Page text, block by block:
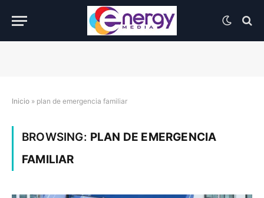
Inicio » plan de emergencia familiar
BROWSING: PLAN DE EMERGENCIA
FAMILIAR